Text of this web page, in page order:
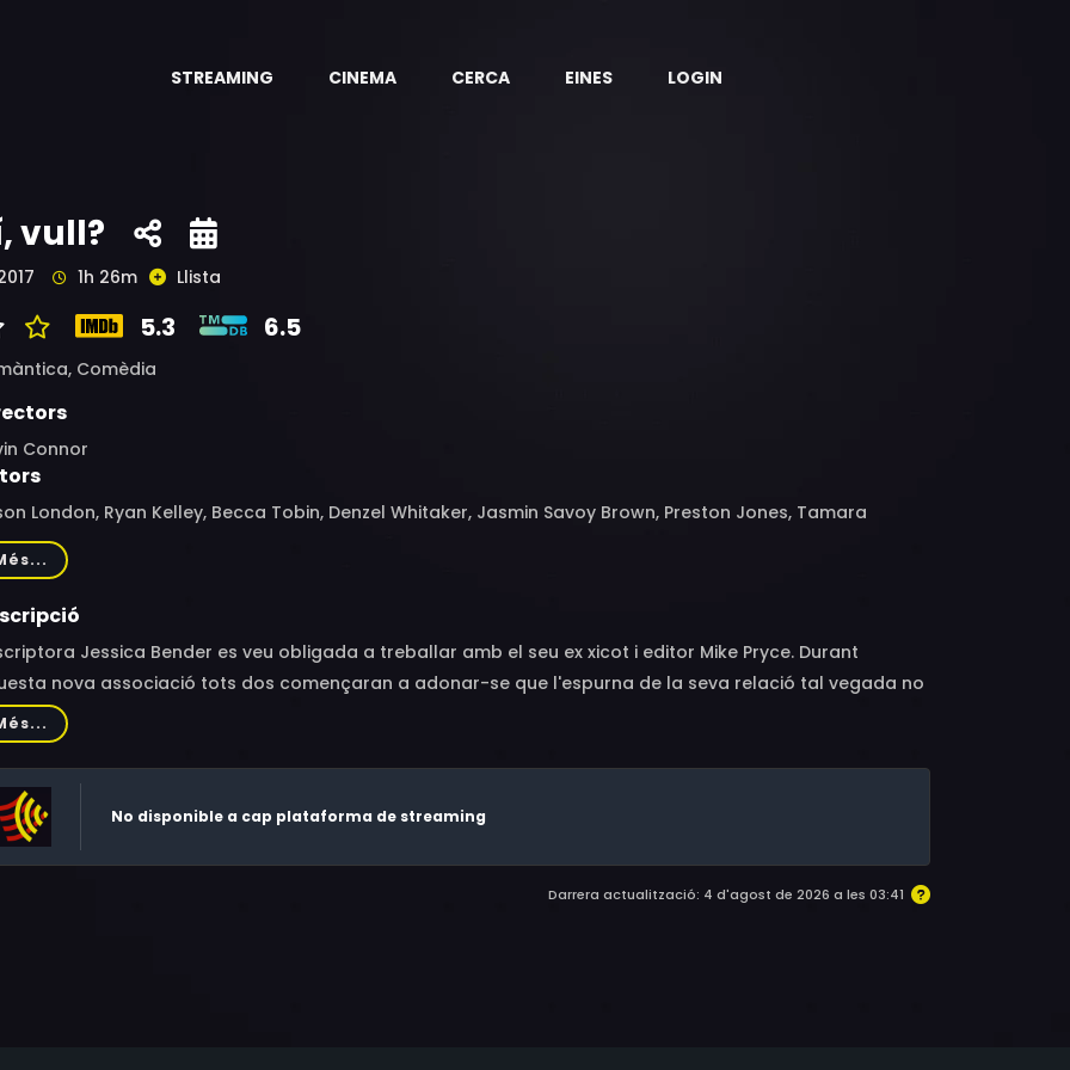
STREAMING CINEMA CERCA EINES LOGIN
vull?
1h 26m Llista
5.3 6.5
Comèdia
Connor
London, Ryan Kelley, Becca Tobin, Denzel Whitaker, Jasmin Savoy Brown, Preston Jones, Tamara
Kara Royster, Jack Coleman, Nicholle Tom, Jessica Vilchis, Blake Cooper Griffin, Afsheen Olyaie,
Perez-Molina
Jessica Bender es veu obligada a treballar amb el seu ex xicot i editor Mike Pryce. Durant
nova associació tots dos començaran a adonar-se que l'espurna de la seva relació tal vegada no
apagat del tot.
No disponible a cap plataforma de streaming
Darrera actualització: 4 d'agost de 2026 a les 03:41